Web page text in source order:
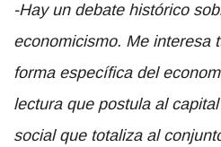
-Hay un debate histórico
economicismo. Me interesa
forma específica del
lectura que postula al
social que totaliza al